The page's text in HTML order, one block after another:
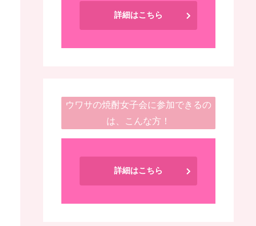
詳細はこちら
ウワサの焼酎女子会に参加できるの
は、こんな方！
詳細はこちら